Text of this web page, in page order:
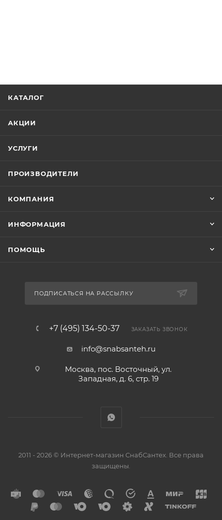
КАТАЛОГ
АКЦИИ
УСЛУГИ
ПРОИЗВОДИТЕЛИ
КОМПАНИЯ
ИНФОРМАЦИЯ
ПОМОЩЬ
ПОДПИСАТЬСЯ НА РАССЫЛКУ
+7 (495) 134-50-37 ЗАКАЗАТЬ ЗВОНОК
info@snabsanteh.ru
Москва, пос. Восточный, ул.
Западная, д. 6, стр. 19
2011 - 2026 © Интернет-магазин СнабСантех. Все права
защищены.